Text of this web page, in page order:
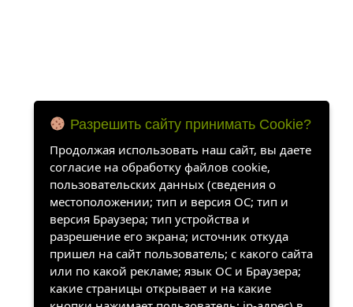
Разрешить сайту принимать Cookie?
Продолжая использовать наш сайт, вы даете
согласие на обработку файлов cookie,
пользовательских данных (сведения о
местоположении; тип и версия ОС; тип и
версия Браузера; тип устройства и
разрешение его экрана; источник откуда
пришел на сайт пользователь; с какого сайта
или по какой рекламе; язык ОС и Браузера;
какие страницы открывает и на какие